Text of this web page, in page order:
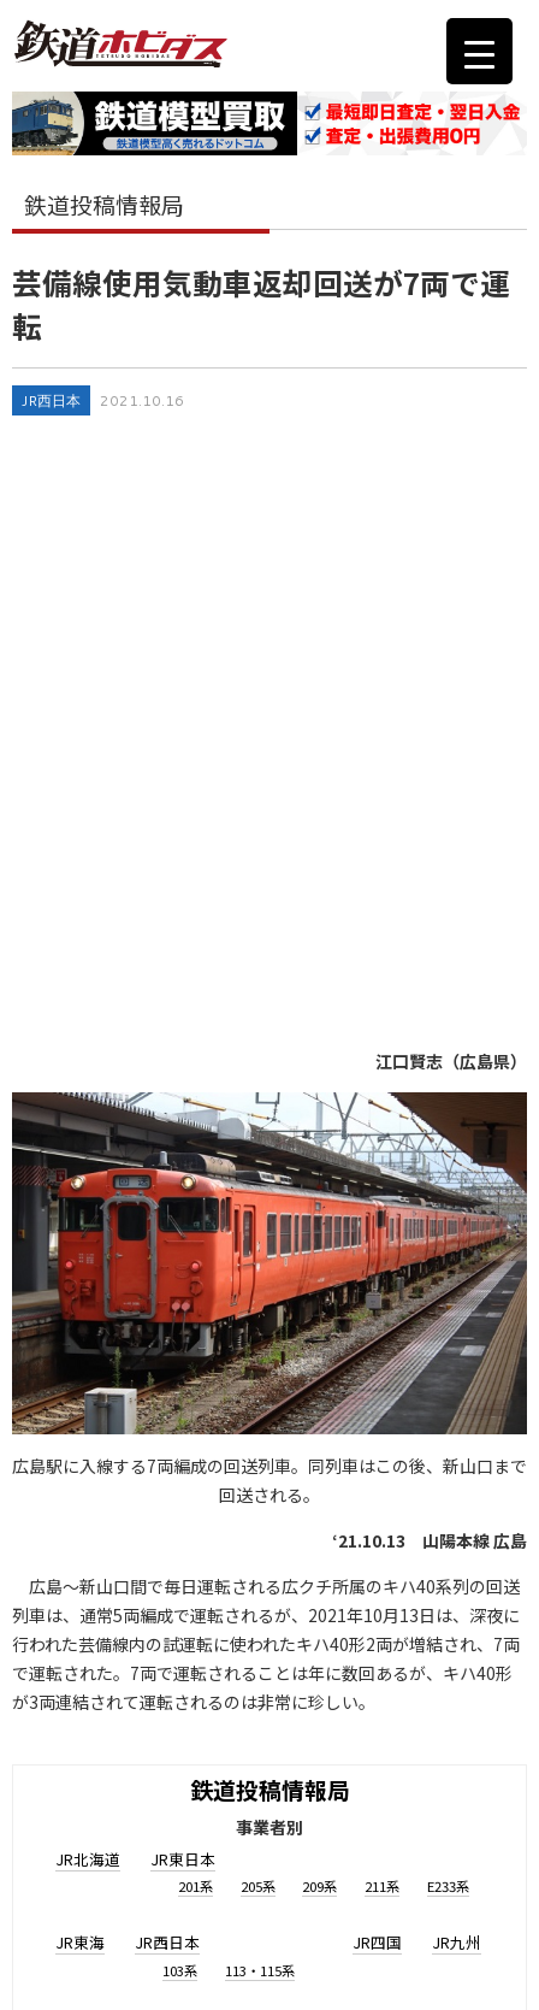
鉄道投稿情報局
芸備線使用気動車返却回送が7両で運
転
JR西日本 2021.10.16
江口賢志（広島県）
広島駅に入線する7両編成の回送列車。同列車はこの後、新山口まで
回送される。
‘21.10.13 山陽本線 広島
広島〜新山口間で毎日運転される広クチ所属のキハ40系列の回送
列車は、通常5両編成で運転されるが、2021年10月13日は、深夜に
行われた芸備線内の試運転に使われたキハ40形2両が増結され、7両
で運転された。7両で運転されることは年に数回あるが、キハ40形
が3両連結されて運転されるのは非常に珍しい。
鉄道投稿情報局
事業者別
JR北海道 JR東日本
201系 205系 209系 211系 E233系
JR東海 JR西日本
103系 113・115系
JR四国 JR九州